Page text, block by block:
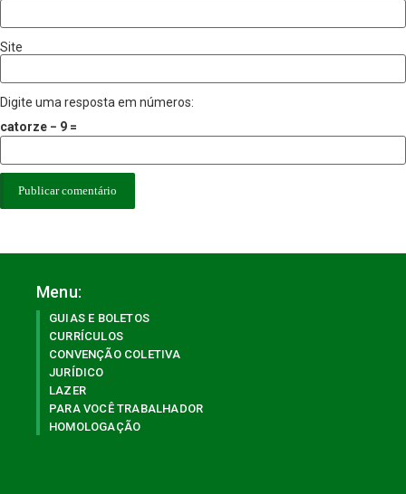
Site
Digite uma resposta em números:
catorze − 9 =
Menu:
GUIAS E BOLETOS
CURRÍCULOS
CONVENÇÃO COLETIVA
JURÍDICO
LAZER
PARA VOCÊ TRABALHADOR
HOMOLOGAÇÃO